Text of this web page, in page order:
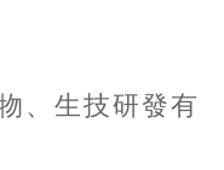
、生技研發有